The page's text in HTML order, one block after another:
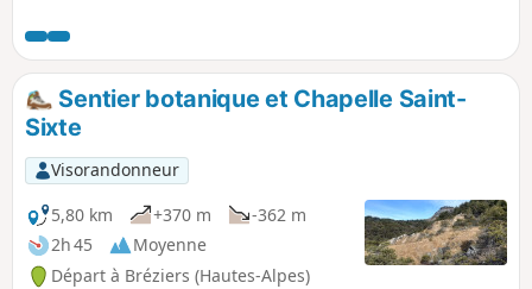
Sentier botanique et Chapelle Saint-
Sixte
Visorandonneur
5,80 km
+370 m
-362 m
2h 45
Moyenne
Départ à Bréziers (Hautes-Alpes)